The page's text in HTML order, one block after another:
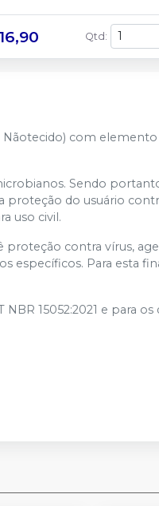
Qtd :
Nãotecido) com
Sendo
proteção do usuário
uso civil.
proteção contra vírus,
específicos. Para esta
15052:2021 e para os